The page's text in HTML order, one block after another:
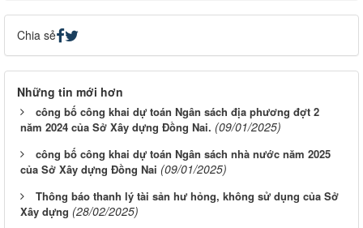
Chia sẻ
Những tin mới hơn
công bố công khai dự toán Ngân sách địa phương đợt 2
năm 2024 của Sở Xây dựng Đồng Nai. (09/01/2025)
công bố công khai dự toán Ngân sách nhà nước năm 2025
của Sở Xây dựng Đồng Nai (09/01/2025)
Thông báo thanh lý tài sản hư hỏng, không sử dụng của Sở
Xây dựng (28/02/2025)